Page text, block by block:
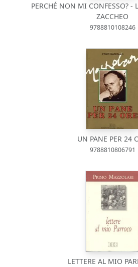
PERCHÉ NON MI CONFESSO? -
ZACCHEO
9788810108246
UN PANE PER 24
9788810806791
LETTERE AL MIO